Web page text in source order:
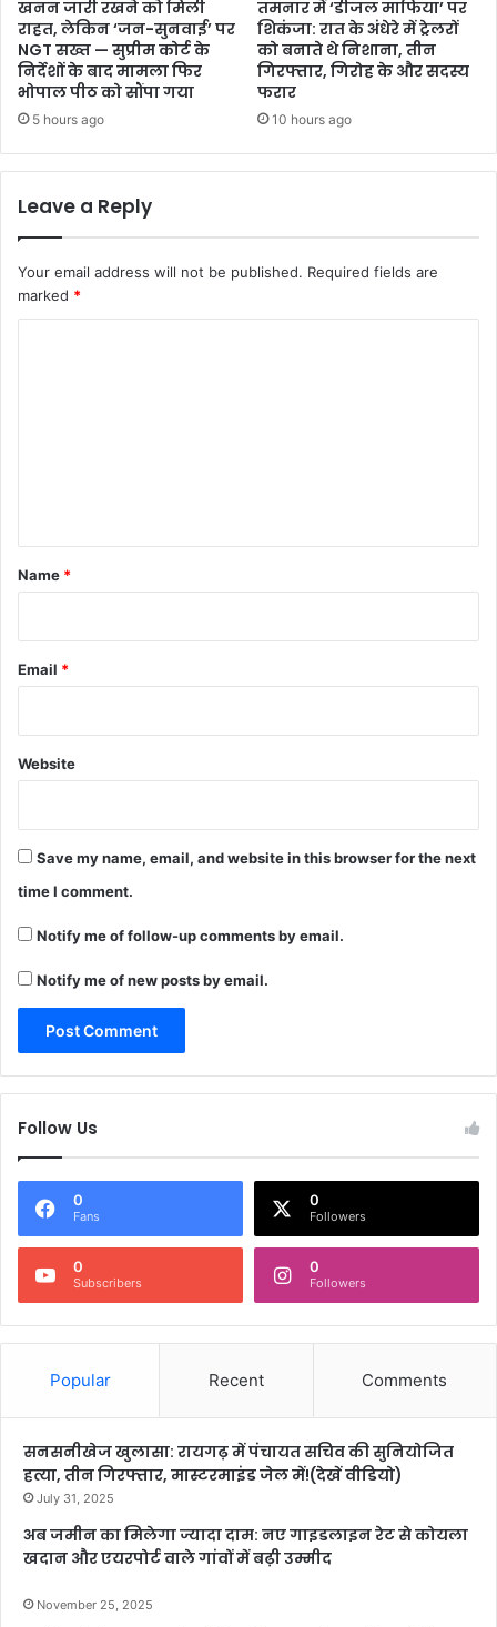
खनन जारी रखने को मिली
राहत, लेकिन ‘जन-सुनवाई’ पर
NGT सख्त — सुप्रीम कोर्ट के
निर्देशों के बाद मामला फिर
भोपाल पीठ को सौंपा गया
5 hours ago
तमनार में ‘डीजल माफिया’ पर
शिकंजा: रात के अंधेरे में ट्रेलरों
को बनाते थे निशाना, तीन
गिरफ्तार, गिरोह के और सदस्य
फरार
10 hours ago
Leave a Reply
Your email address will not be published. Required fields are
marked *
*
Name *
Email *
Website
Save my name, email, and website in this browser for the next
time I comment.
Notify me of follow-up comments by email.
Notify me of new posts by email.
Follow Us
0
Fans
0
Followers
0
Subscribers
0
Followers
Popular Recent Comments
सनसनीखेज खुलासा: रायगढ़ में पंचायत सचिव की सुनियोजित
हत्या, तीन गिरफ्तार, मास्टरमाइंड जेल में!(देखें वीडियो)
July 31, 2025
अब जमीन का मिलेगा ज्यादा दाम: नए गाइडलाइन रेट से कोयला
खदान और एयरपोर्ट वाले गांवों में बढ़ी उम्मीद
November 25, 2025